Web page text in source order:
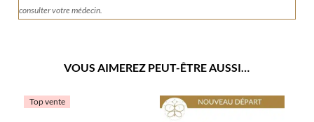
consulter votre médecin.
VOUS AIMEREZ PEUT-ÊTRE AUSSI…
Top vente